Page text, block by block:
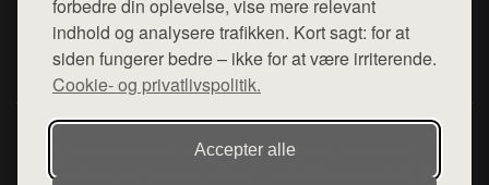
forbedre din oplevelse, vise mere relevant
indhold og analysere trafikken. Kort sagt: for at
siden fungerer bedre – ikke for at være irriterende.
Cookie- og privatlivspolitik.
Accepter alle
Kontakt
Cookie- og privatlivspolitik
Denne side er en del af want.dk, der udgiver en række
hjemmesider med præsentation af forskellige produkter fra